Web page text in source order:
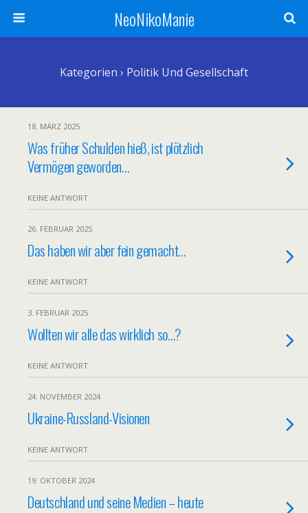
NeoNikoManie
Kategorien › Politik Und Gesellschaft
18. MÄRZ 2025
Was früher Schulden hieß, ist plötzlich
Vermögen geworden…
KEINE ANTWORT
26. FEBRUAR 2025
Das haben wir aber fein gemacht…
KEINE ANTWORT
3. FEBRUAR 2025
Wollten wir alle das wirklich so…?
KEINE ANTWORT
24. NOVEMBER 2024
Ukraine-Russland-Visionen
KEINE ANTWORT
19. OKTOBER 2024
Deutschland und seine Medien – heute